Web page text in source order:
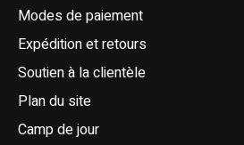
Modes de paiement
Expédition et retours
Soutien à la clientèle
Plan du site
Camp de jour